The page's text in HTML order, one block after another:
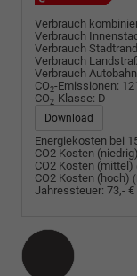
Verbrauch
Verbrauch
Verbrauch
Verbrauch
Verbrauch
CO2-Emissionen:
CO2-Klasse: D
Download
Energiekosten bei
CO2 Kosten (niedrig)
CO2 Kosten (mittel)
CO2 Kosten (hoch)
Jahressteuer: 73,- €